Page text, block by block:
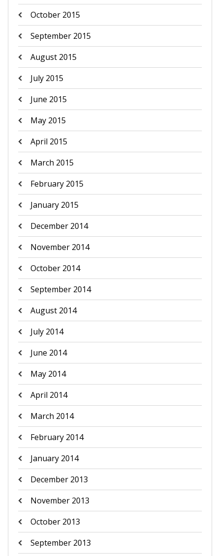
October 2015
September 2015
August 2015
July 2015
June 2015
May 2015
April 2015
March 2015
February 2015
January 2015
December 2014
November 2014
October 2014
September 2014
August 2014
July 2014
June 2014
May 2014
April 2014
March 2014
February 2014
January 2014
December 2013
November 2013
October 2013
September 2013